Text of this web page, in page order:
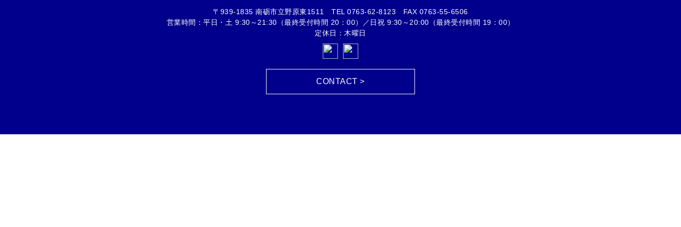
〒939-1835 南砺市立野原東1511TEL0763-62-8123 FAX 0763-55-6506
営業時間：平日・土 9:30～21:30（最終受付時間 20：00）／日祝 9:30～20:00（最終受付時間 19：00）
定休日：木曜日
CONTACT >